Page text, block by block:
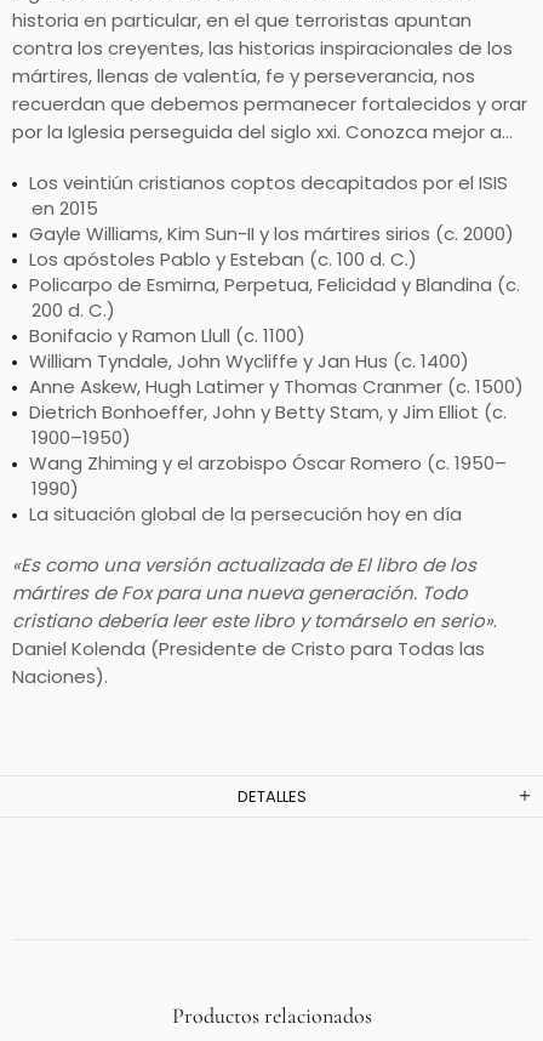
historia en particular, en el que terroristas apuntan
contra los creyentes, las historias inspiracionales de los
mártires, llenas de valentía, fe y perseverancia, nos
recuerdan que debemos permanecer fortalecidos y orar
por la Iglesia perseguida del siglo xxi. Conozca mejor a…
Los veintiún cristianos coptos decapitados por el ISIS
en 2015
Gayle Williams, Kim Sun-II y los mártires sirios (c. 2000)
Los apóstoles Pablo y Esteban (c. 100 d. C.)
Policarpo de Esmirna, Perpetua, Felicidad y Blandina (c.
200 d. C.)
Bonifacio y Ramon Llull (c. 1100)
William Tyndale, John Wycliffe y Jan Hus (c. 1400)
Anne Askew, Hugh Latimer y Thomas Cranmer (c. 1500)
Dietrich Bonhoeffer, John y Betty Stam, y Jim Elliot (c.
1900–1950)
Wang Zhiming y el arzobispo Óscar Romero (c. 1950–
1990)
La situación global de la persecución hoy en día
«Es como una versión actualizada de El libro de los
mártires de Fox para una nueva generación. Todo
cristiano debería leer este libro y tomárselo en serio».
Daniel Kolenda (Presidente de Cristo para Todas las
Naciones).
DETALLES
Productos relacionados